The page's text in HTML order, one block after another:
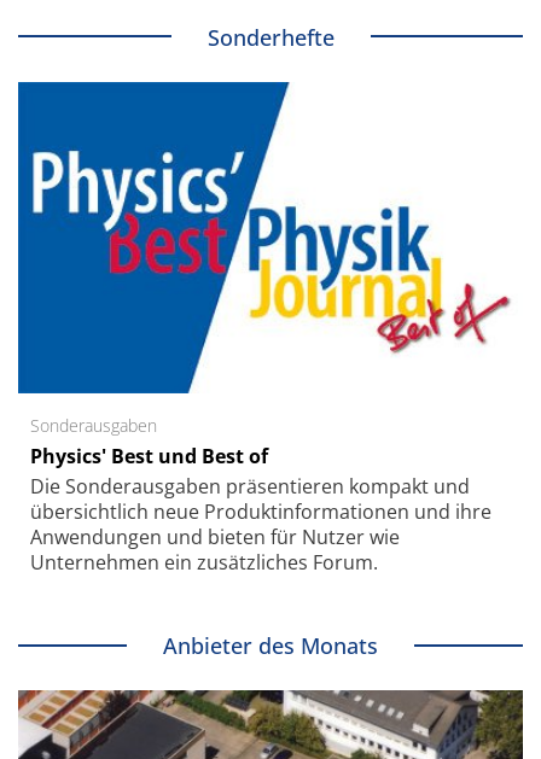
Sonderhefte
Sonderausgaben
Physics' Best und Best of
Die Sonder­ausgaben präsentieren kompakt und
übersichtlich neue Produkt­informationen und ihre
Anwendungen und bieten für Nutzer wie
Unternehmen ein zusätzliches Forum.
Anbieter des Monats